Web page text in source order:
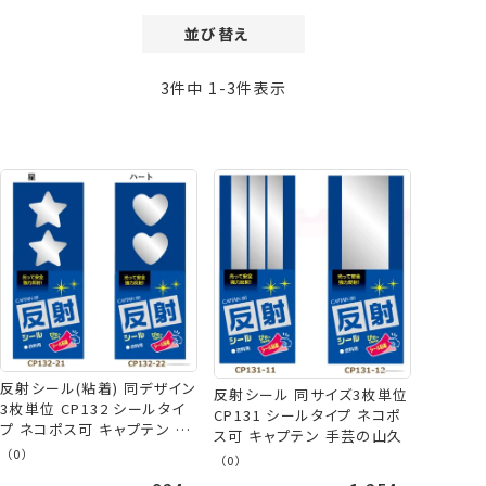
並び替え
価格が高い順
おすすめ順
3件中 1 -3件表示
反射シール(粘着) 同デザイン
3枚単位 CP132 シールタイ
プ ネコポス可 キャプテン 手
芸の山久
（0）
反射シール 同サイズ3枚単位
CP131 シールタイプ ネコポ
ス可 キャプテン 手芸の山久
（0）